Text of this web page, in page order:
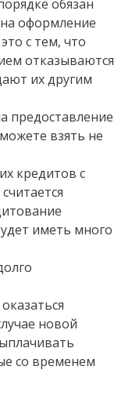
обязан
оформление
с тем, что
отказываются
их другим
предоставление
взять не
кредитов с
иметь много
новой
со временем